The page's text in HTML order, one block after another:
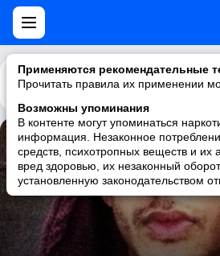
Применяются рекомендательные
Прочитать правила их применении
Возможны упоминания
В контенте могут упоминаться
информация. Незаконное
средств, психотропных веществ и их
вред здоровью, их незаконный
установленную законодательством
Каталог Рекомендации
After Hours (feat. Jbre &
SaneBeats